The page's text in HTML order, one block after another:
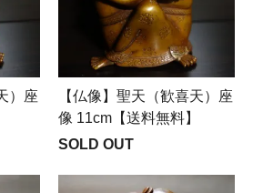
）座
【仏像】聖天（歓喜天）座
像 11cm【送料無料】
SOLD OUT